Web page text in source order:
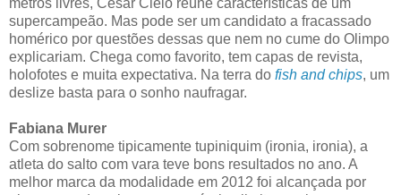
metros livres, Cesar Cielo reúne características de um
supercampeão. Mas pode ser um candidato a fracassado
homérico por questões dessas que nem no cume do Olimpo
explicariam. Chega como favorito, tem capas de revista,
holofotes e muita expectativa. Na terra do fish and chips, um
deslize basta para o sonho naufragar.
Fabiana Murer
Com sobrenome tipicamente tupiniquim (ironia, ironia), a
atleta do salto com vara teve bons resultados no ano. A
melhor marca da modalidade em 2012 foi alcançada por